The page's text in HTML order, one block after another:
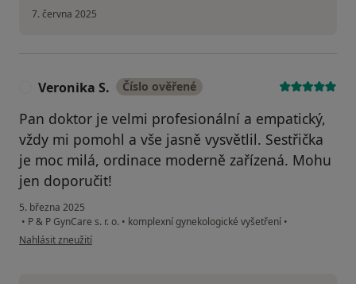
7. června 2025
Veronika S. Číslo ověřené
Pan doktor je velmi profesionální a empatický,
vždy mi pomohl a vše jasně vysvětlil. Sestřička
je moc milá, ordinace moderně zařízená. Mohu
jen doporučit!
5. března 2025
• P & P GynCare s. r. o. • komplexní gynekologické vyšetření •
podle názoru uživatele Veronika S.
Nahlásit zneužití